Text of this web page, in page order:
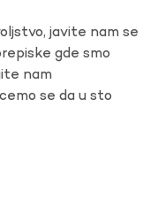
javite nam se
gde smo
nam
se da u sto